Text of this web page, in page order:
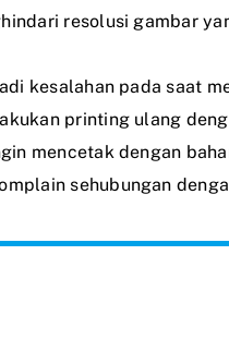
resolusi gambar
kesalahan pada saat
printing ulang
mencetak dengan
sehubungan